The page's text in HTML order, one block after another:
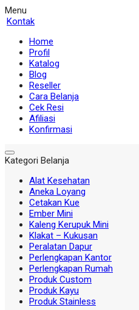
Menu
Kontak
Home
Profil
Katalog
Blog
Reseller
Cara Belanja
Cek Resi
Afiliasi
Konfirmasi
Kategori Belanja
Alat Kesehatan
Aneka Loyang
Cetakan Kue
Ember Mini
Kaleng Kerupuk Mini
Klakat – Kukusan
Peralatan Dapur
Perlengkapan Kantor
Perlengkapan Rumah
Produk Custom
Produk Kayu
Produk Stainless